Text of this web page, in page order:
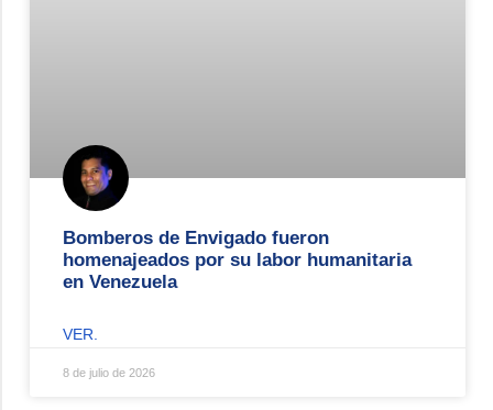
Bomberos de Envigado fueron
homenajeados por su labor humanitaria
en Venezuela
VER.
8 de julio de 2026